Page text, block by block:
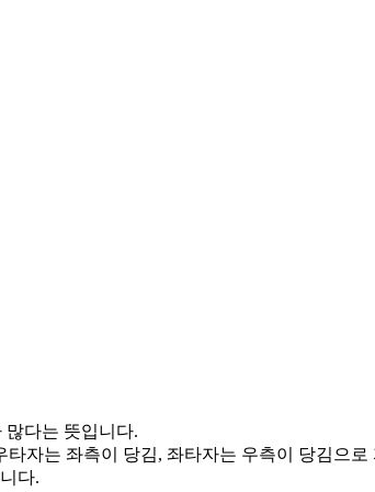
다는 뜻입니다.
자는 좌측이 당김, 좌타자는 우측이 당김으로
다.